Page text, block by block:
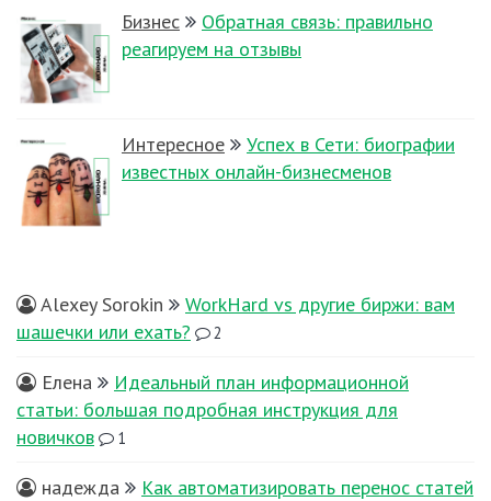
Бизнес
Обратная связь: правильно
реагируем на отзывы
Интересное
Успех в Сети: биографии
известных онлайн-бизнесменов
Alexey Sorokin
WorkHard vs другие биржи: вам
шашечки или ехать?
2
Елена
Идеальный план информационной
статьи: большая подробная инструкция для
новичков
1
надежда
Как автоматизировать перенос статей